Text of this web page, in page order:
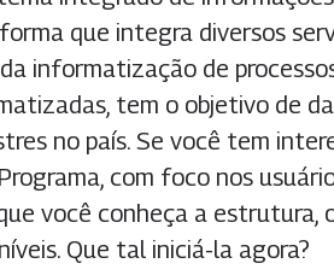
que integra diversos
informatização de
tem o objetivo de
no país. Se você tem
com foco nos
você conheça a estrutura,
Que tal iniciá-la agora?